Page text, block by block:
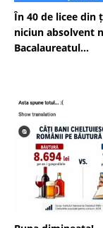
În 40 de licee din
niciun absolvent
Bacalaureatul…